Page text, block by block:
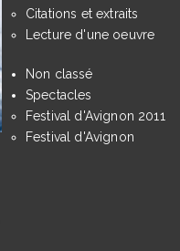
Citations et extraits
Lecture d'une oeuvre
Non classé
Spectacles
Festival d'Avignon 2011
Festival d'Avignon